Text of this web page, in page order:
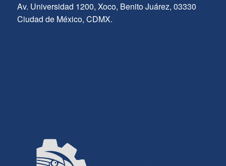
Av. Universidad 1200, Xoco, Benito Juárez, 03330
Ciudad de México, CDMX.